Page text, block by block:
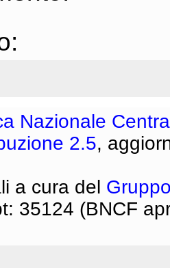
Nazionale
2.5,
a cura del
35124 (BNCF